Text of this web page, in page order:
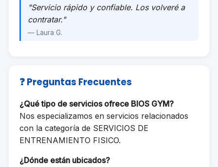
"Servicio rápido y confiable. Los volveré a
contratar."
— Laura G.
❓ Preguntas Frecuentes
¿Qué tipo de servicios ofrece BIOS GYM?
Nos especializamos en servicios relacionados
con la categoría de SERVICIOS DE
ENTRENAMIENTO FISICO.
¿Dónde están ubicados?